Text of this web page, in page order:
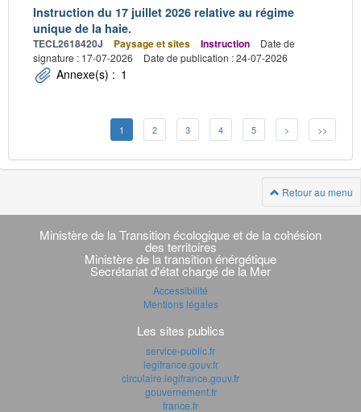
Instruction du 17 juillet 2026 relative au régime
unique de la haie.
TECL2618420J Paysage et sites Instruction
Date de
signature : 17-07-2026
Date de publication : 24-07-2026
Annexe(s) : 1
1 2 3 4 5 > >>
Retour au menu
Navigation
transverse
Ministère de la Transition écologique et de la cohésion
des territoires
Ministère de la transition énérgétique
Secrétariat d'état chargé de la Mer
Accessibilité
Mentions légales
Les sites publics
service-public.fr
legifrance.gouv.fr
circulaire.legifrance.gouv.fr
gouvernement.fr
france.fr